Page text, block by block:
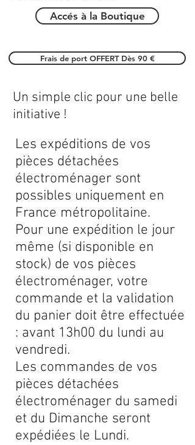
Accés à la Boutique
Frais de port OFFERT Dès 90 €
Les expéditions de vos
pièces détachées
électroménager sont
possibles uniquement en
France métropolitaine.
Pour une expédition le jour
même (si disponible en
stock) de vos pièces
électroménager, votre
commande et la validation
du panier doit être effectuée
: avant 13h00 du lundi au
vendredi.
Les commandes de vos
pièces détachées
électroménager du samedi
et du Dimanche seront
expédiées le Lundi.
Un simple clic pour une belle
initiative !